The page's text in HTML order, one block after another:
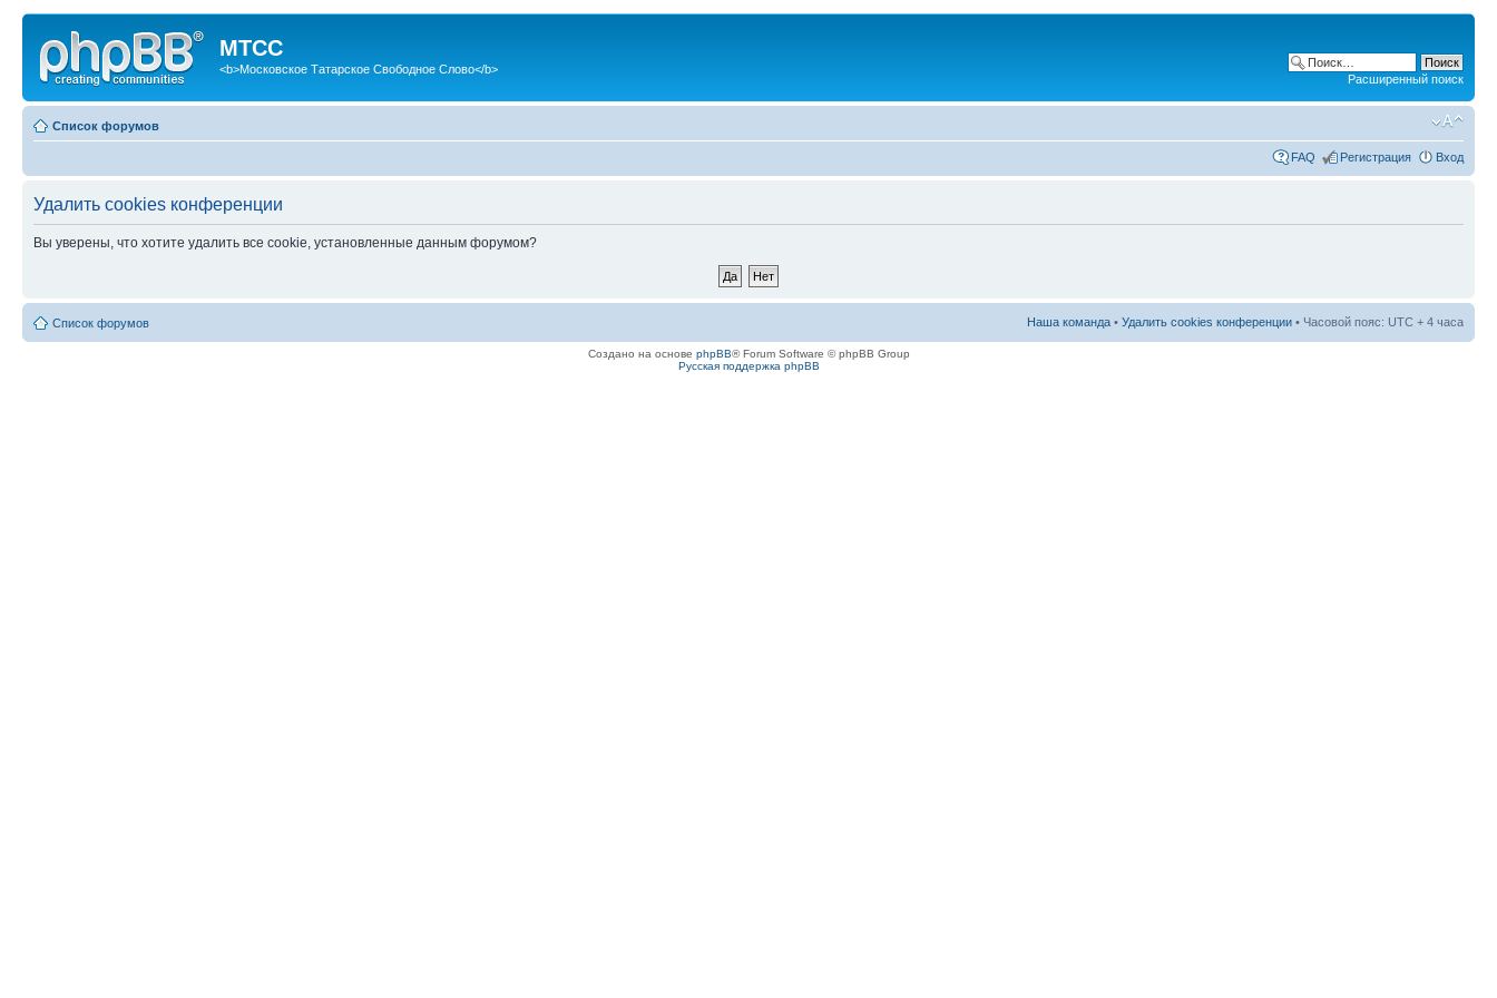
МТСС
<b>Московское Татарское Свободное Слово</b>
Расширенный поиск
Список форумов
FAQ Регистрация Вход
Удалить cookies конференции
Вы уверены, что хотите удалить все cookie, установленные данным форумом?
Список форумов Наша команда • Удалить cookies конференции • Часовой пояс: UTC + 4 часа
Создано на основе phpBB® Forum Software © phpBB Group
Русская поддержка phpBB